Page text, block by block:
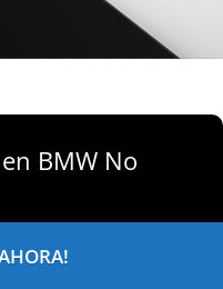
BMW No
BMW N47: Guía